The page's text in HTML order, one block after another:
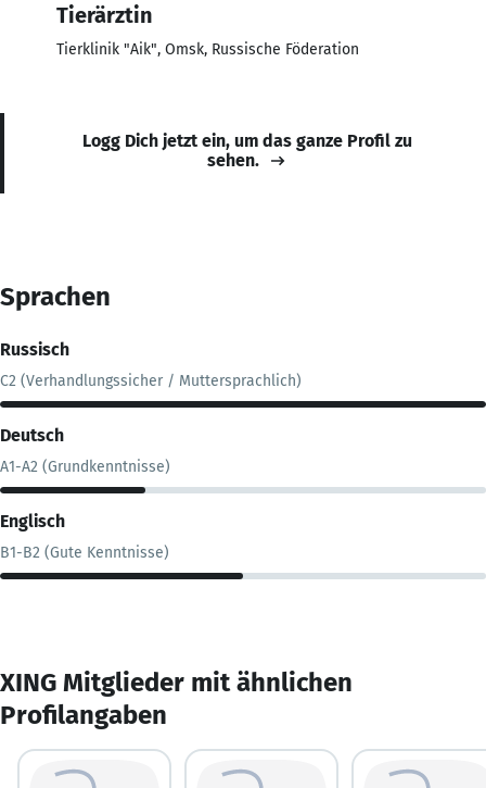
Tierärztin
Tierklinik "Aik", Omsk, Russische Föderation
Logg Dich jetzt ein, um das ganze Profil zu
sehen.
Sprachen
Russisch
C2 (Verhandlungssicher / Muttersprachlich)
Deutsch
A1-A2 (Grundkenntnisse)
Englisch
B1-B2 (Gute Kenntnisse)
XING Mitglieder mit ähnlichen
Profilangaben